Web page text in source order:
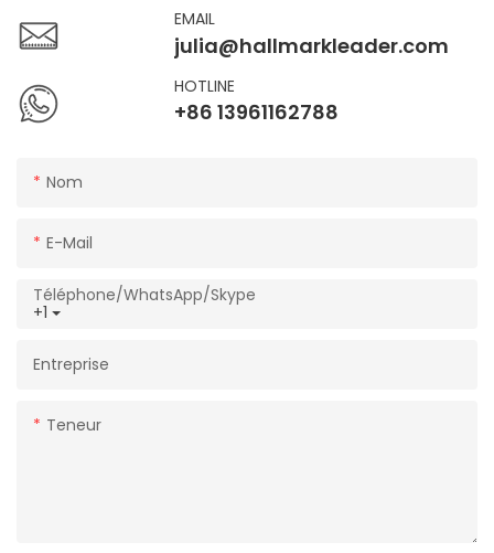
EMAIL
julia@hallmarkleader.com
HOTLINE
+86 13961162788
Nom
E-Mail
+1
Téléphone/WhatsApp/Skype
Entreprise
Teneur